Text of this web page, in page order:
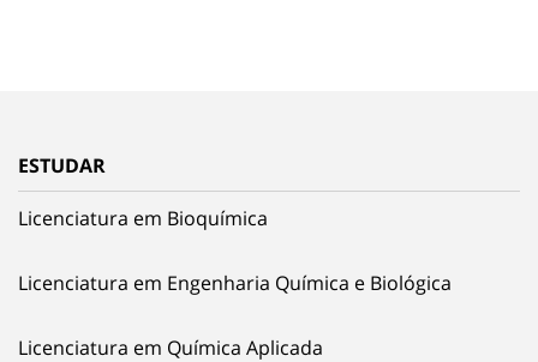
ESTUDAR
Licenciatura em Bioquímica
Licenciatura em Engenharia Química e Biológica
Licenciatura em Química Aplicada